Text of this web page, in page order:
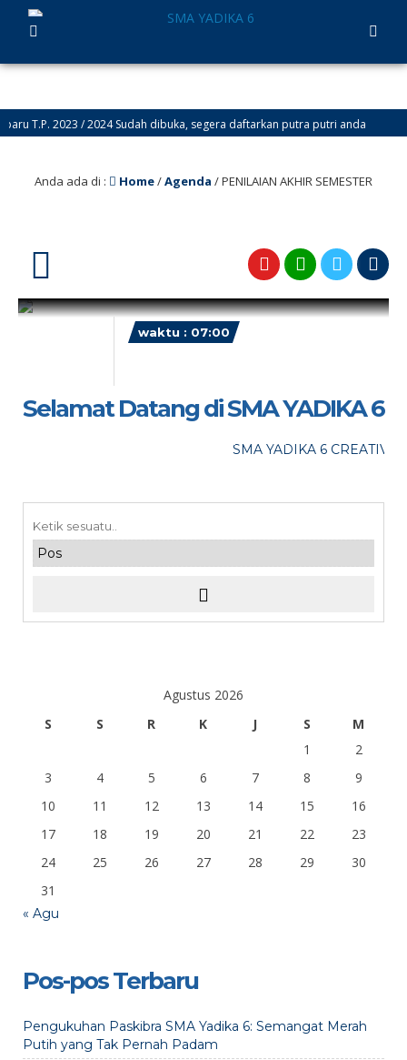
T.P. 2023 / 2024 Sudah dibuka, segera daftarkan putra putri anda
Anda ada di : Home/Agenda /PENILAIAN AKHIR SEMESTER
waktu : 07:00
maaf, acara telah lewat
Selamat Datang di SMA YADIKA 6
SMA YADIKA 6
Agustus 2026
S
S R K J S
M
1
2
3
4 5 6 7 8
9
10
11 12 13 14 15
16
17
18 19 20 21 22
23
24
25 26 27 28 29
30
31
« Agu
Pos-pos Terbaru
Pengukuhan Paskibra SMA Yadika 6: Semangat Merah
Putih yang Tak Pernah Padam